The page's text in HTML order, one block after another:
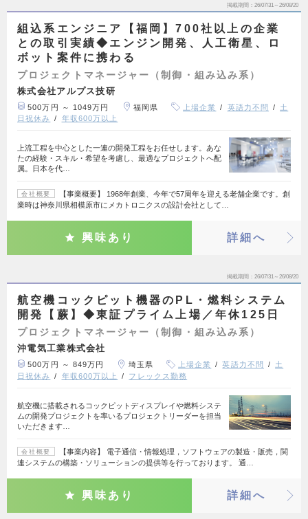
掲載期間 26/07/31～26/08/20
組込系エンジニア【福岡】700社以上の企業
との取引実績◆エンジン開発、人工衛星、ロ
ボット案件に携わる
プロジェクトマネージャー（制御・組み込み系）
株式会社アルプス技研
500万円 ～ 1049万円 福岡県 上場企業 英語力不問
土
日祝休み
年収600万以上
上流工程を中心とした一連の開発工程をお任せします。あな
たの経験・スキル・希望を考慮し、最適なプロジェクトへ配
属。日本を代…
会社概要
【事業概要】 1968年創業、今年で57周年を迎える老舗企業です。創
業時は神奈川県相模原市にメカトロニクスの設計会社として…
興味あり 詳細へ
掲載期間 26/07/31～26/08/20
航空機コックピット機器のPL・燃料システム
開発【蕨】◆東証プライム上場／年休125日
プロジェクトマネージャー（制御・組み込み系）
沖電気工業株式会社
500万円 ～ 849万円 埼玉県 上場企業 英語力不問
土
日祝休み
年収600万以上 フレックス勤務
航空機に搭載されるコックピットディスプレイや燃料システ
ムの開発プロジェクトを率いるプロジェクトリーダーを担当
いただきます…
会社概要
【事業内容】 電子通信・情報処理，ソフトウェアの製造・販売，関
連システムの構築・ソリューションの提供等を行っております。 通…
興味あり 詳細へ